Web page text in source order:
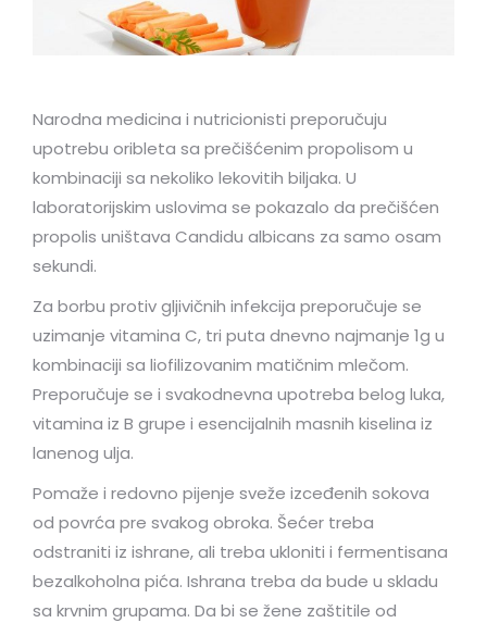
Narodna medicina i nutricionisti preporučuju
upotrebu oribleta sa prečišćenim propolisom u
kombinaciji sa nekoliko lekovitih biljaka. U
laboratorijskim uslovima se pokazalo da prečišćen
propolis uništava Candidu albicans za samo osam
sekundi.
Za borbu protiv gljivičnih infekcija preporučuje se
uzimanje vitamina C, tri puta dnevno najmanje 1g u
kombinaciji sa liofilizovanim matičnim mlečom.
Preporučuje se i svakodnevna upotreba belog luka,
vitamina iz B grupe i esencijalnih masnih kiselina iz
lanenog ulja.
Pomaže i redovno pijenje sveže izceđenih sokova
od povrća pre svakog obroka. Šećer treba
odstraniti iz ishrane, ali treba ukloniti i fermentisana
bezalkoholna pića. Ishrana treba da bude u skladu
sa krvnim grupama. Da bi se žene zaštitile od